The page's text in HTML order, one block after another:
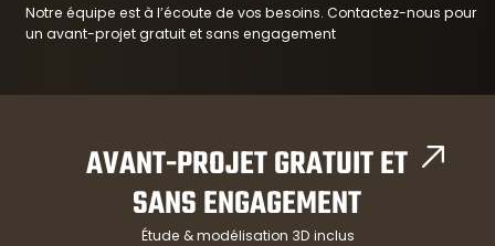
Notre équipe est à l’écoute de vos besoins. Contactez-nous pour
un avant-projet gratuit et sans engagement
AVANT-PROJET GRATUIT ET
SANS ENGAGEMENT
Étude & modélisation 3D inclus